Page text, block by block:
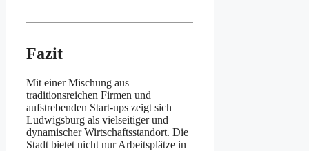
Fazit
Mit einer Mischung aus
traditionsreichen Firmen und
aufstrebenden Start-ups zeigt sich
Ludwigsburg als vielseitiger und
dynamischer Wirtschaftsstandort. Die
Stadt bietet nicht nur Arbeitsplätze in